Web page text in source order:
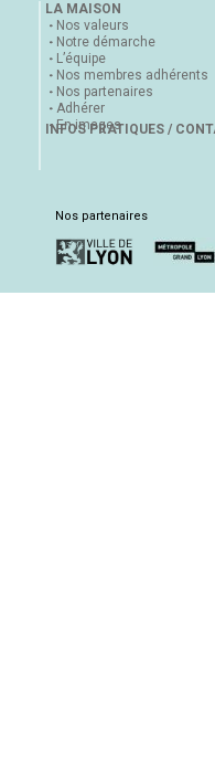
LA MAISON
Nos valeurs
Notre démarche
L’équipe
Nos membres adhérents
Nos partenaires
Adhérer
En images
INFOS PRATIQUES /
Nos partenaires